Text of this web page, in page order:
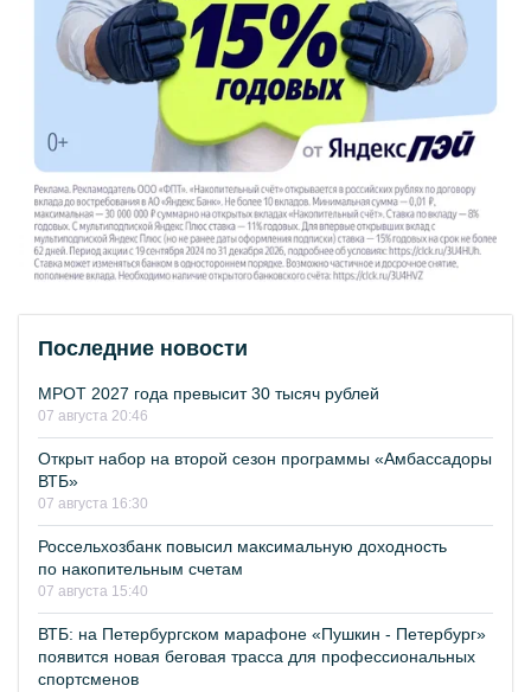
Последние новости
МРОТ 2027 года превысит 30 тысяч рублей
07 августа 20:46
Открыт набор на второй сезон программы «Амбассадоры
ВТБ»
07 августа 16:30
Россельхозбанк повысил максимальную доходность
по накопительным счетам
07 августа 15:40
ВТБ: на Петербургском марафоне «Пушкин - Петербург»
появится новая беговая трасса для профессиональных
спортсменов